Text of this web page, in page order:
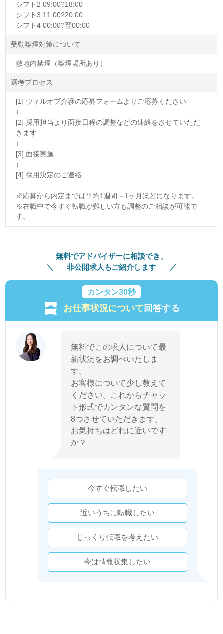
シフト2 09:00?18:00
シフト3 11:00?20:00
シフト4 00:00?翌00:00
受動喫煙対策について
敷地内禁煙（喫煙場所あり）
選考プロセス
[1] ウィルオブ介護の応募フォームよりご応募ください
↓
[2] 採用担当より面接日程の調整などの連絡をさせていただ
きます
↓
[3] 面接実施
↓
[4] 採用決定のご連絡
※応募から内定までは平均1週間～1ヶ月ほどになります。
※在職中で今すぐ転職が難しい方も調整のご相談が可能で
す。
無料でアドバイザーに相談でき、
非公開求人もご紹介します
カンタン30秒
お仕事状況について回答する
無料でこの求人について最
新状況をお調べいたしま
す。
お客様について少し教えて
ください。これからチャッ
ト形式でカンタンな質問を
8つさせていただきます。
お気持ちはどれに近いです
か？
今すぐ転職したい
近いうちに転職したい
じっくり転職を考えたい
今は情報収集したい